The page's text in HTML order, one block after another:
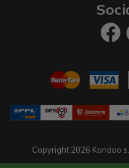
Copyright 2026 Kandoo